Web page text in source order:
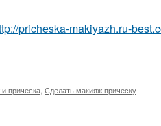
pricheska-makiyazh.ru-
прическа Сделать макияж прическу